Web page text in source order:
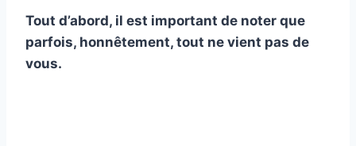
Tout d’abord, il est important de noter que
parfois, honnêtement, tout ne vient pas de
vous.